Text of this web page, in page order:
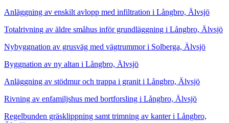
Anläggning av enskilt avlopp med infiltration i Långbro, Älvsjö
Totalrivning av äldre småhus inför grundläggning i Långbro, Älvsjö
Nybyggnation av grusväg med vägtrummor i Solberga, Älvsjö
Byggnation av ny altan i Långbro, Älvsjö
Anläggning av stödmur och trappa i granit i Långbro, Älvsjö
Rivning av enfamiljshus med bortforsling i Långbro, Älvsjö
Regelbunden gräsklippning samt trimning av kanter i Långbro,